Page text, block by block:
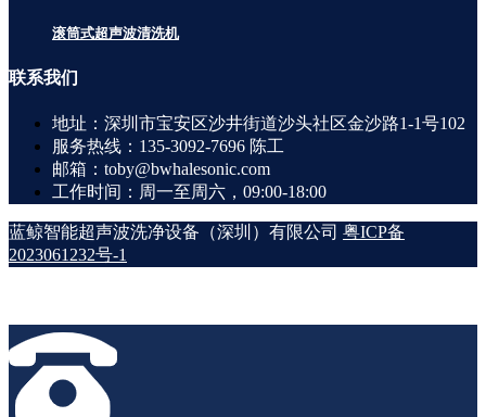
滚筒式超声波清洗机
联系我们
地址：深圳市宝安区沙井街道沙头社区金沙路1-1号102
服务热线：135-3092-7696 陈工
邮箱：toby@bwhalesonic.com
工作时间：周一至周六，09:00-18:00
蓝鲸智能超声波洗净设备（深圳）有限公司 粤ICP备
2023061232号-1